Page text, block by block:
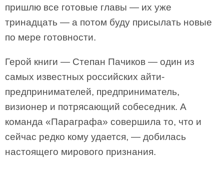
пришлю все готовые главы — их уже
тринадцать — а потом буду присылать новые
по мере готовности.
Герой книги — Степан Пачиков — один из
самых известных российских айти-
предпринимателей, предприниматель,
визионер и потрясающий собеседник. А
команда «Параграфа» совершила то, что и
сейчас редко кому удается, — добилась
настоящего мирового признания.